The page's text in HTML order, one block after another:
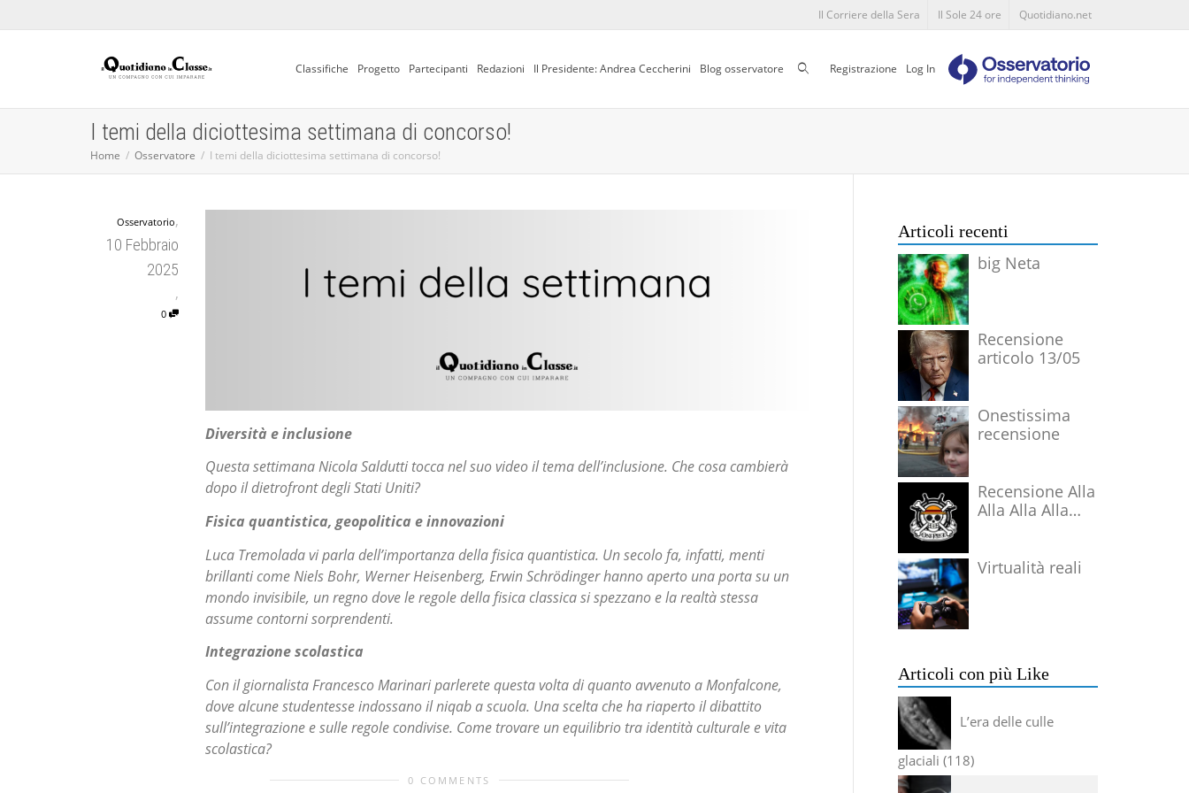
Il Corriere della Sera Il Sole 24 ore Quotidiano.net
Classifiche Progetto Partecipanti Redazioni Il Presidente: Andrea Ceccherini Blog osservatore CercaRegistrazione Log In
I temi della diciottesima settimana di concorso!
Home Osservatore I temi della diciottesima settimana di concorso!
Osservatorio,
10 Febbraio
2025
,
0
Diversità e inclusione
Questa settimana Nicola Saldutti tocca nel suo video il tema dell’inclusione. Che cosa cambierà
dopo il dietrofront degli Stati Uniti?
Fisica quantistica, geopolitica e innovazioni
Luca Tremolada vi parla dell’importanza della fisica quantistica. Un secolo fa, infatti, menti
brillanti come Niels Bohr, Werner Heisenberg, Erwin Schrödinger hanno aperto una porta su un
mondo invisibile, un regno dove le regole della fisica classica si spezzano e la realtà stessa
assume contorni sorprendenti.
Integrazione scolastica
Con il giornalista Francesco Marinari parlerete questa volta di quanto avvenuto a Monfalcone,
dove alcune studentesse indossano il niqab a scuola. Una scelta che ha riaperto il dibattito
sull’integrazione e sulle regole condivise. Come trovare un equilibrio tra identità culturale e vita
scolastica?
0 COMMENTS
Articoli recenti
big Neta
Recensione
articolo 13/05
Onestissima
recensione
Recensione Alla
Alla Alla Alla
Virtualità reali
Articoli con più Like
L’era delle culle
glaciali 118